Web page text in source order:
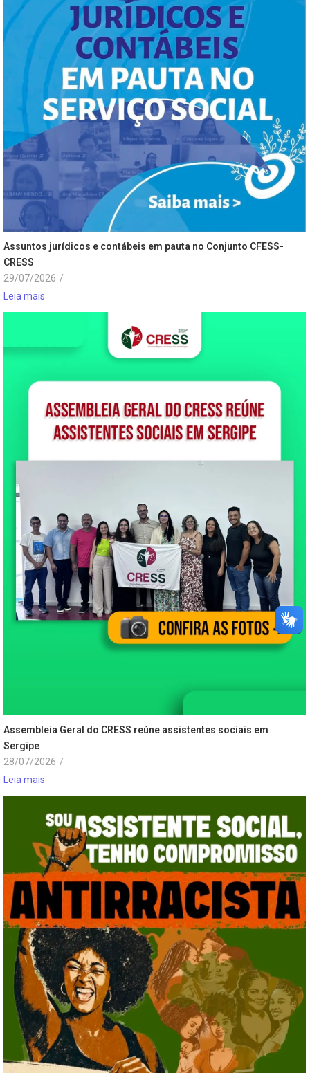
Assuntos jurídicos e contábeis em pauta no Conjunto CFESS-
CRESS
29/07/2026 /
Leia mais
Assembleia Geral do CRESS reúne assistentes sociais em
Sergipe
28/07/2026 /
Leia mais